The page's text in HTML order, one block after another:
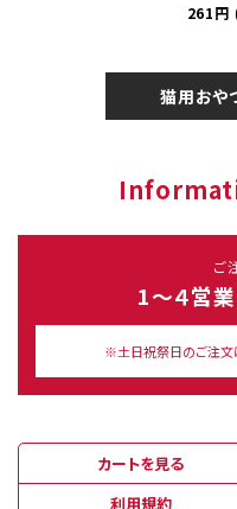
261円
猫用おや
ご
1～４営
※土日祝祭日のご注文
カートを見る
利用規約